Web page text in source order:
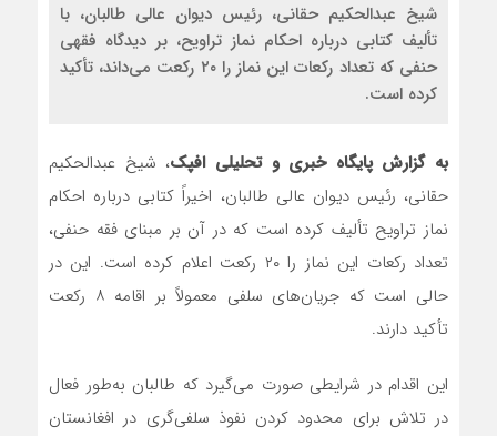
شیخ عبدالحکیم حقانی، رئیس دیوان عالی طالبان، با
تألیف کتابی درباره احکام نماز تراویح، بر دیدگاه فقهی
حنفی که تعداد رکعات این نماز را ۲۰ رکعت می‌داند، تأکید
کرده است.
به گزارش پایگاه خبری و تحلیلی افپک، شیخ عبدالحکیم
حقانی، رئیس دیوان عالی طالبان، اخیراً کتابی درباره احکام
نماز تراویح تألیف کرده است که در آن بر مبنای فقه حنفی،
تعداد رکعات این نماز را ۲۰ رکعت اعلام کرده است. این در
حالی است که جریان‌های سلفی معمولاً بر اقامه ۸ رکعت
تأکید دارند.
این اقدام در شرایطی صورت می‌گیرد که طالبان به‌طور فعال
در تلاش برای محدود کردن نفوذ سلفی‌گری در افغانستان